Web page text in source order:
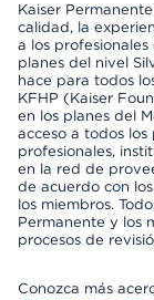
Kaiser
calidad, la
a los
planes del nivel
hace para todos
KFHP (Kaiser
en los planes del
acceso a todos
profesionales,
en la red de
de acuerdo con
los miembros.
Permanente y los
procesos de
Conozca más